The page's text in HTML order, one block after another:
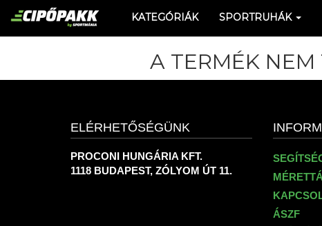
KATEGÓRIÁK SPORTRUHÁK
A TERMÉK
ELÉRHETŐSÉGÜNK
PROCONI HUNGÁRIA KFT.
1118 BUDAPEST, ZÓLYOM ÚT 11.
ÁSZF